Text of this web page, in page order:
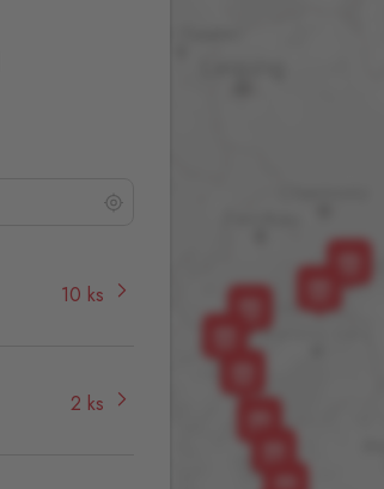
10 ks
2 ks